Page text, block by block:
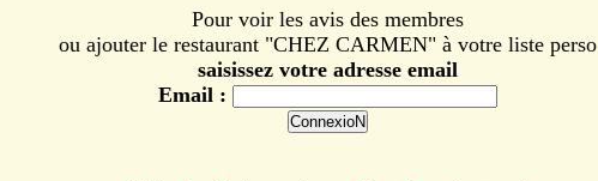
Pour voir les avis des membres
ou ajouter le restaurant "CHEZ CARMEN" à votre liste perso
saisissez votre adresse email
Email :